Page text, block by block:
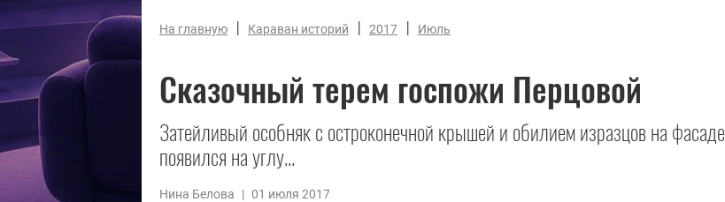
На главную | Караван историй | 2017 | Июль
Сказочный терем госпожи Перцовой
Затейливый особняк с остроконечной крышей и обилием изразцов на фасаде
появился на углу...
Нина Белова | 01 июля 2017